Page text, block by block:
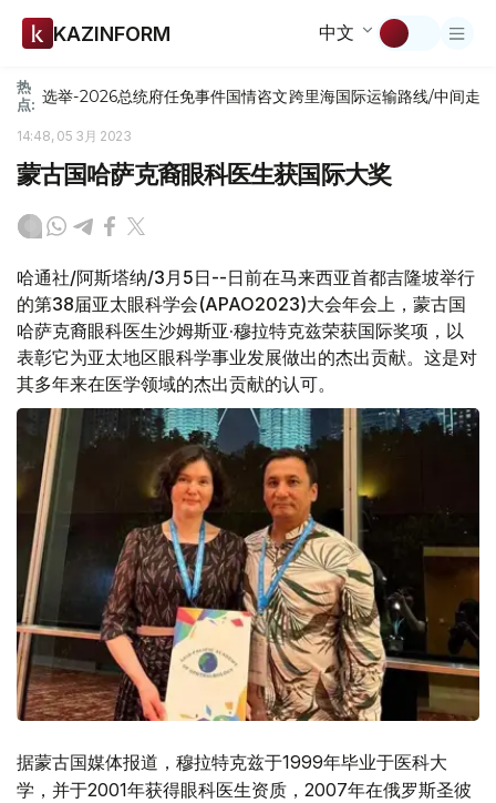
KAZINFORM 中文
热
点: 选举-2026总统府任免事件国情咨文跨里海国际运输路线/中间走廊
14:48, 05 3月 2023
蒙古国哈萨克裔眼科医生获国际大奖
哈通社/阿斯塔纳/3月5日--日前在马来西亚首都吉隆坡举行
的第38届亚太眼科学会(APAO2023)大会年会上，蒙古国
哈萨克裔眼科医生沙姆斯亚·穆拉特克兹荣获国际奖项，以
表彰它为亚太地区眼科学事业发展做出的杰出贡献。这是对
其多年来在医学领域的杰出贡献的认可。
据蒙古国媒体报道，穆拉特克兹于1999年毕业于医科大
学，并于2001年获得眼科医生资质，2007年在俄罗斯圣彼